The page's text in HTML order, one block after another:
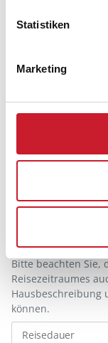
Statistiken
Marketing
Reisedauer
Anzahl
Sie
Reisedauer
Bitte beachten Sie,
Reisezeitraumes
Hausbeschreibung
können.